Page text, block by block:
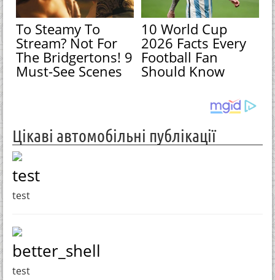
To Steamy To
Stream? Not For
The Bridgertons! 9
Must-See Scenes
10 World Cup
2026 Facts Every
Football Fan
Should Know
Цікаві автомобільні публікації
test
test
better_shell
test